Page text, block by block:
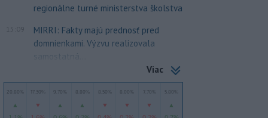
regionálne turné ministerstva školstva
15:09
MIRRI: Fakty majú prednosť pred
domnienkami. Výzvu realizovala
samostatná...
Viac